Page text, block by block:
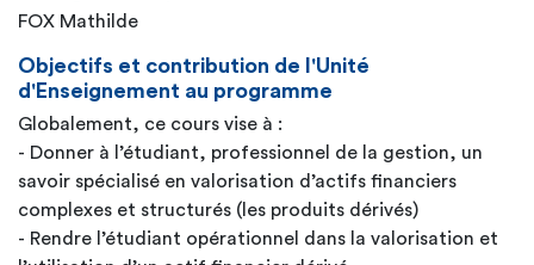
FOX Mathilde
Objectifs et contribution de l'Unité
d'Enseignement au programme
Globalement, ce cours vise à :
- Donner à l’étudiant, professionnel de la gestion, un
savoir spécialisé en valorisation d’actifs financiers
complexes et structurés (les produits dérivés)
- Rendre l’étudiant opérationnel dans la valorisation et